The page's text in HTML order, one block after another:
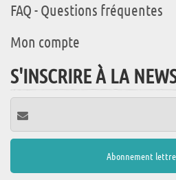
FAQ - Questions fréquentes
Mon compte
S'INSCRIRE À LA